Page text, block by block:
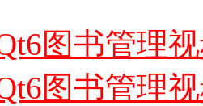
图书管理
图书管理